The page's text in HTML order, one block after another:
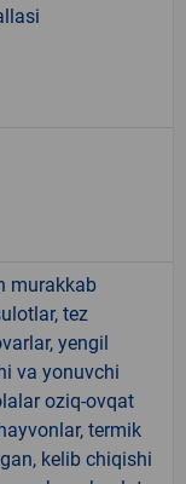
murakkab
tez
yengil
va yonuvchi
oziq-ovqat
termik
kelib chiqishi